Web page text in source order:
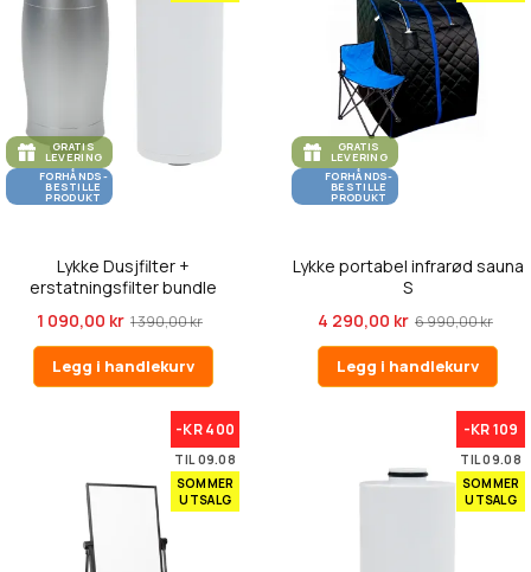
GRATIS
LEVERING
FORHÅNDS-
BESTILLE
PRODUKT
Lykke Dusjfilter +
erstatningsfilter bundle
1 090,00 kr 1 390,00 kr
Legg i handlekurv
GRATIS
LEVERING
FORHÅNDS-
BESTILLE
PRODUKT
Lykke portabel infrarød sauna
S
4 290,00 kr 6 990,00 kr
Legg i handlekurv
-KR 400
TIL 09.08
SOMMER
UTSALG
-KR 109
TIL 09.08
SOMMER
UTSALG